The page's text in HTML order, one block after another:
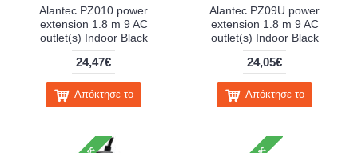
Alantec PZ010 power
extension 1.8 m 9 AC
outlet(s) Indoor Black
24,47€
Απόκτησε το
Alantec PZ09U power
extension 1.8 m 9 AC
outlet(s) Indoor Black
24,05€
Απόκτησε το